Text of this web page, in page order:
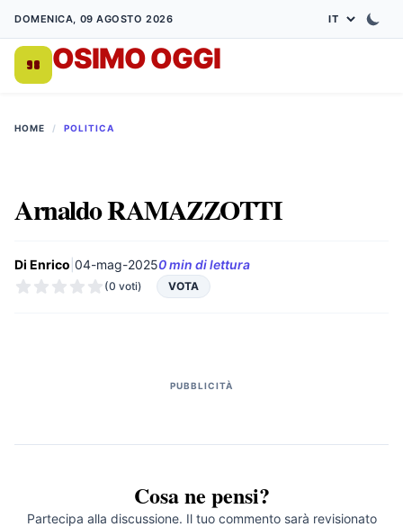
DOMENICA, 09 AGOSTO 2026
OSIMO OGGI
HOME / POLITICA
Arnaldo RAMAZZOTTI
Di Enrico 04-mag-20250 min di lettura
(0 voti) VOTA
PUBBLICITÀ
Cosa ne pensi?
Partecipa alla discussione. Il tuo commento sarà revisionato